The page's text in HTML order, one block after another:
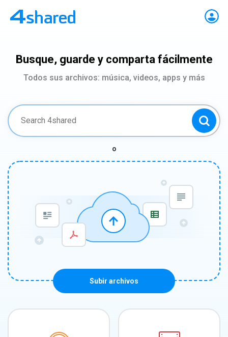
Busque, guarde y comparta fácilmente
Todos sus archivos: música, videos, apps y más
o
Subir archivos